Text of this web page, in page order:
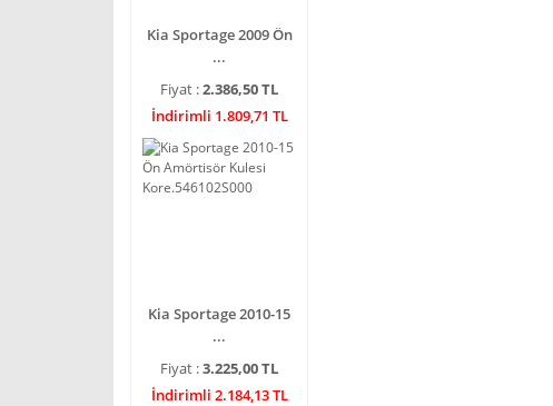
Kia Sportage 2009 Ön
...
Fiyat :2.386,50 TL
İndirimli 1.809,71 TL
Kia Sportage 2010-15
...
Fiyat :3.225,00 TL
İndirimli 2.184,13 TL